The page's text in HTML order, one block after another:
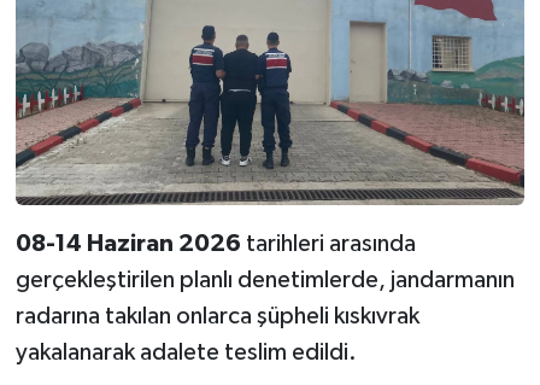
08-14 Haziran 2026 tarihleri arasında
gerçekleştirilen planlı denetimlerde, jandarmanın
radarına takılan onlarca şüpheli kıskıvrak
yakalanarak adalete teslim edildi.